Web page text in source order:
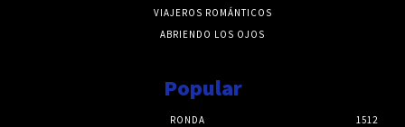
VIAJEROS ROMÁNTICOS
ABRIENDO LOS OJOS
Popular
RONDA
1512